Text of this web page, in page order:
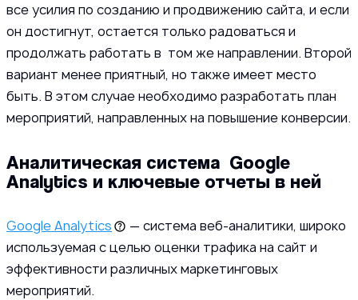
все усилия по созданию и продвижению сайта, и если
он достигнут, остается только радоваться и
продолжать работать в том же направлении. Второй
вариант менее приятный, но также имеет место
быть. В этом случае необходимо разработать план
мероприятий, направленных на повышение конверсии.
Аналитическая система Google
Analytics и ключевые отчеты в ней
Google Analytics
— система веб-аналитики, широко
используемая с целью оценки трафика на сайт и
эффективности различных маркетинговых
мероприятий.